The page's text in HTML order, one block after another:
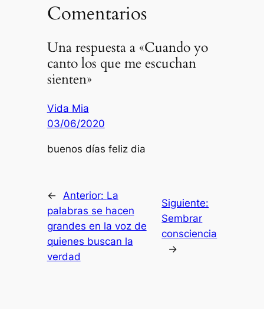
Comentarios
Una respuesta a «Cuando yo
canto los que me escuchan
sienten»
Vida Mia
03/06/2020
buenos días feliz dia
← Anterior: La
palabras se hacen
grandes en la voz de
quienes buscan la
verdad
Siguiente:
Sembrar
consciencia
→